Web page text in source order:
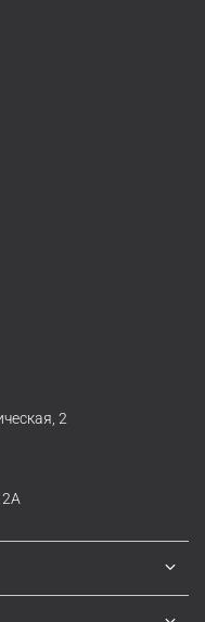
2